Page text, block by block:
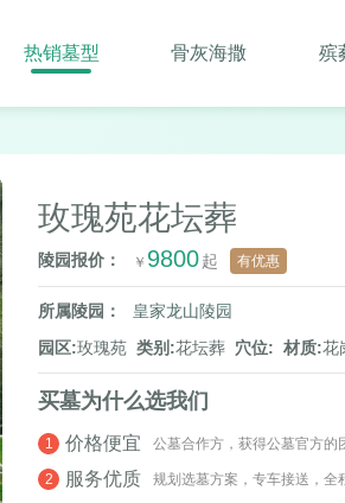
热销墓型 骨灰海撒 殡
玫瑰苑花坛葬
陵园报价： 9800 有优惠
所属陵园：
皇家龙山陵园
园区:玫瑰苑 类别:花坛葬 穴位: 材质:花
买墓为什么选我们
1 价格便宜 公墓合作方，获得公墓官方的
2 服务优质 规划选墓方案，专车接送，全